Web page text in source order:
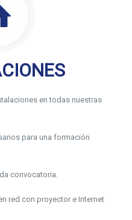
en todas nuestras
para una formación
convocatoria.
red con proyector e Internet